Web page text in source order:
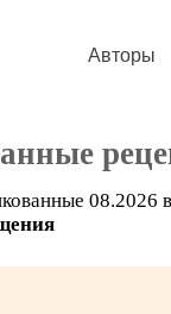
Авторы
08.2026